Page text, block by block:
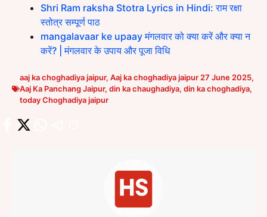
Shri Ram raksha Stotra Lyrics in Hindi: राम रक्षा
स्तोत्र सम्पूर्ण पाठ
mangalavaar ke upaay मंगलवार को क्या करें और क्या न
करें? | मंगलवार के उपाय और पूजा विधि
aaj ka choghadiya jaipur, Aaj ka choghadiya jaipur 27 June 2025,
Aaj Ka Panchang Jaipur, din ka chaughadiya, din ka choghadiya,
today Choghadiya jaipur